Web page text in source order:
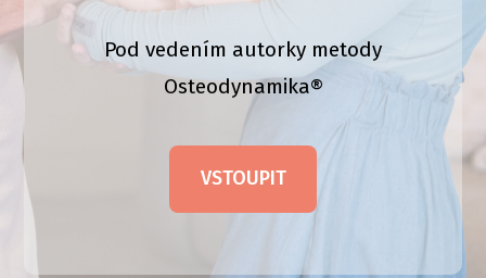
Pod vedením autorky metody
Osteodynamika®
VSTOUPIT